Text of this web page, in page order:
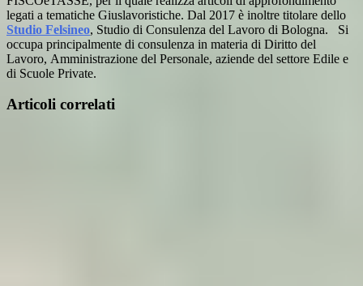
legati a tematiche Giuslavoristiche. Dal 2017 è inoltre titolare dello
Studio Felsineo, Studio di Consulenza del Lavoro di Bologna. Si
occupa principalmente di consulenza in materia di Diritto del
Lavoro, Amministrazione del Personale, aziende del settore Edile e
di Scuole Private.
Articoli correlati